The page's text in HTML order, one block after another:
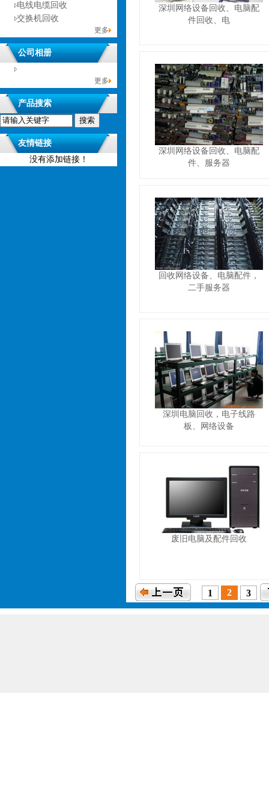
电线电缆回收
交换机回收
更多
公司相册
没有相册分类！
更多
产品搜索
友情链接
没有添加链接！
深圳网络设备回收、电脑配
件回收、电
深圳网络设备回收、电脑配
件、服务器
回收网络设备、电脑配件，
二手服务器
深圳电脑回收，电子线路
板、网络设备
废旧电脑及配件回收
1 2 3